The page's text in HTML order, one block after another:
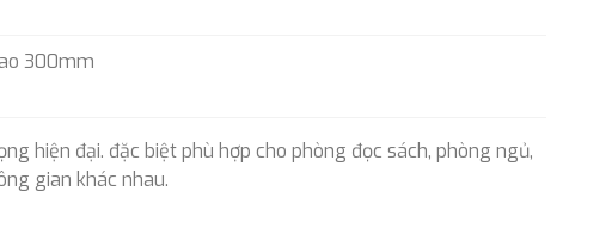
300mm
hiện đại. đặc biệt phù hợp cho phòng đọc sách, phòng ngủ,
gian khác nhau.